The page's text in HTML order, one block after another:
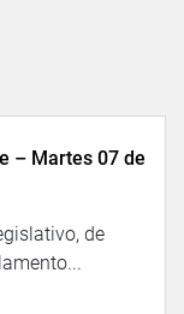
– Martes 07 de
de